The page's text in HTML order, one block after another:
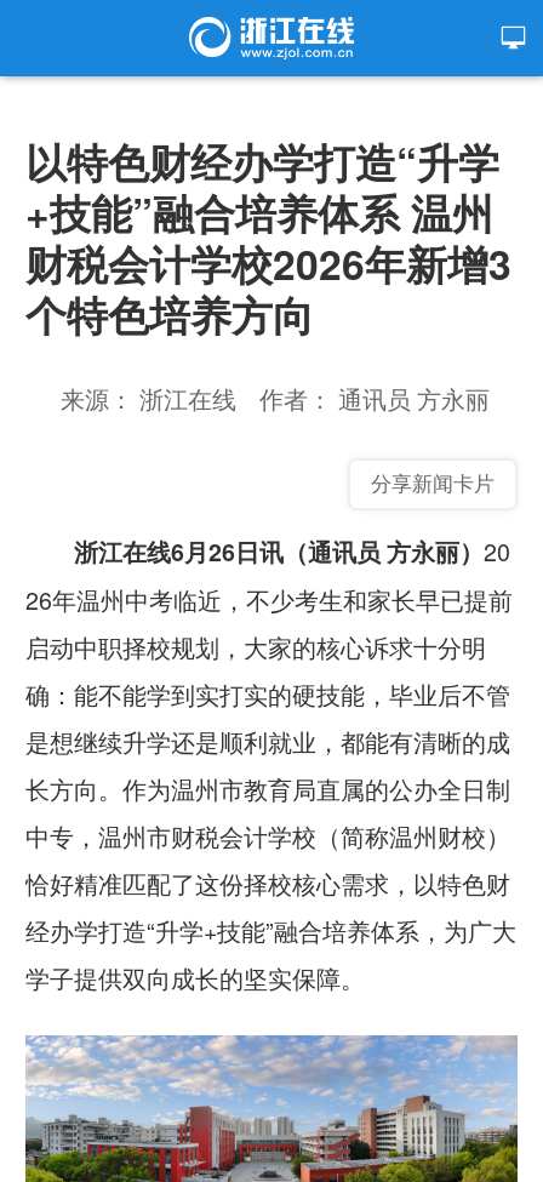
以特色财经办学打造“升学
+技能”融合培养体系 温州
财税会计学校2026年新增3
个特色培养方向
来源： 浙江在线 作者： 通讯员 方永丽
分享新闻卡片
浙江在线6月26日讯（通讯员 方永丽） 20
26年温州中考临近，不少考生和家长早已提前
启动中职择校规划，大家的核心诉求十分明
确：能不能学到实打实的硬技能，毕业后不管
是想继续升学还是顺利就业，都能有清晰的成
长方向。作为温州市教育局直属的公办全日制
中专，温州市财税会计学校（简称温州财校）
恰好精准匹配了这份择校核心需求，以特色财
经办学打造“升学+技能”融合培养体系，为广大
学子提供双向成长的坚实保障。